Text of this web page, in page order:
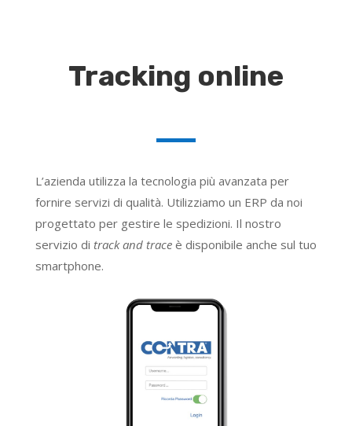
Tracking online
L’azienda utilizza la tecnologia più avanzata per
fornire servizi di qualità. Utilizziamo un ERP da noi
progettato per gestire le spedizioni. Il nostro
servizio di track and traceè disponibile anche sul tuo
smartphone.